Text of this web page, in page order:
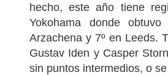
hecho, este año tiene
Yokohama donde
Arzachena y 7º en Leeds.
Gustav Iden y Casper
sin puntos intermedios, o